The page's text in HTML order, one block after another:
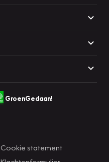
GroenGedaan!
Cookie statement